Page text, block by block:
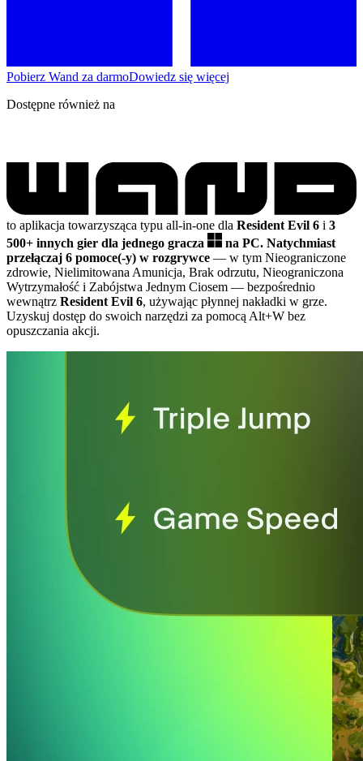
Pobierz Wand za darmoDowiedz się więcej
Dostępne również na
to aplikacja towarzysząca typu all-in-one dla Resident Evil 6 i 3
500+ innych gier dla jednego gracza
na PC. Natychmiast
przełączaj 6 pomoce(-y) w rozgrywce — w tym Nieograniczone
zdrowie, Nielimitowana Amunicja, Brak odrzutu, Nieograniczona
Wytrzymałość i Zabójstwa Jednym Ciosem — bezpośrednio
wewnątrz Resident Evil 6, używając płynnej nakładki w grze.
Uzyskuj dostęp do swoich narzędzi za pomocą Alt+W bez
opuszczania akcji.